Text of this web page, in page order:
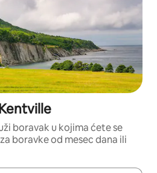
boravak u kojima ćete se
boravke od mesec dana ili